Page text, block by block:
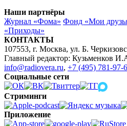
Наши партнёры
Журнал «Фома» Фонд «Мои
«Приходы»
КОНТАКТЫ
107553, г. Москва, ул. Б.
Главный редактор: Кузьменков
info@radiovera.ru, +7 (495) 781-97-
Социальные сети
Стриминги
Приложение